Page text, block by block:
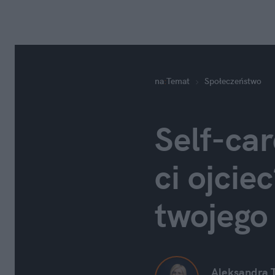
na:Temat Społeczeństwo
Self-
ci